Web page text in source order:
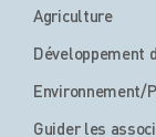
Agriculture
Développement
Environnement/
Guider les